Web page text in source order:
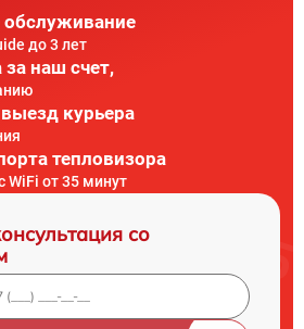
обслуживание
до 3 лет
наш счет,
курьера
тепловизора
WiFi от 35 минут
со